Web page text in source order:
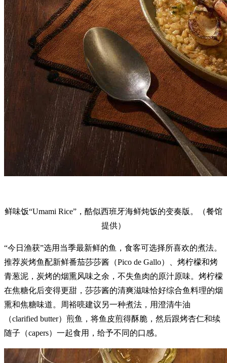
鲜味饭“Umami Rice”，酷似西班牙海鲜炖饭的变奏版。（餐馆
提供）
“今日渔获”选用当季最新鲜的鱼，食客可选择所喜欢的煮法。
推荐炭烤鱼配新鲜番茄莎莎酱（Pico de Gallo）、烤柠檬和烤
青葱泥，炭烤的烟熏风味之余，不失鱼肉的原汁原味。烤柠檬
在焦糖化后变得更甜，莎莎酱的清爽滋味恰好综合鱼料理的烟
熏和焦糖味道。周裕喨建议另一种煮法，用澄清牛油
（clarified butter）煎鱼，将鱼皮煎得酥脆，然后跟烤杏仁和续
随子（capers）一起食用，给予不同的口感。